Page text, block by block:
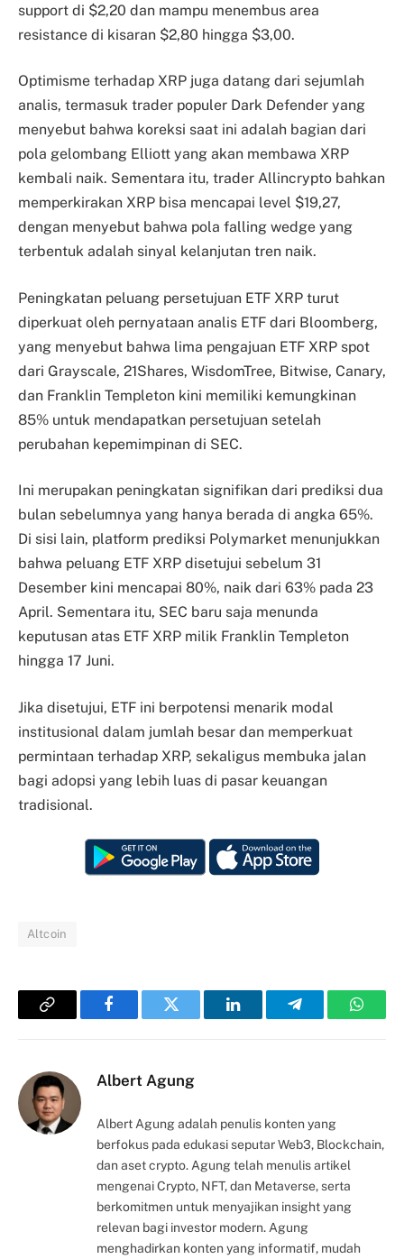
support di $2,20 dan mampu menembus area
resistance di kisaran $2,80 hingga $3,00.
Optimisme terhadap XRP juga datang dari sejumlah
analis, termasuk trader populer Dark Defender yang
menyebut bahwa koreksi saat ini adalah bagian dari
pola gelombang Elliott yang akan membawa XRP
kembali naik. Sementara itu, trader Allincrypto bahkan
memperkirakan XRP bisa mencapai level $19,27,
dengan menyebut bahwa pola falling wedge yang
terbentuk adalah sinyal kelanjutan tren naik.
Peningkatan peluang persetujuan ETF XRP turut
diperkuat oleh pernyataan analis ETF dari Bloomberg,
yang menyebut bahwa lima pengajuan ETF XRP spot
dari Grayscale, 21Shares, WisdomTree, Bitwise, Canary,
dan Franklin Templeton kini memiliki kemungkinan
85% untuk mendapatkan persetujuan setelah
perubahan kepemimpinan di SEC.
Ini merupakan peningkatan signifikan dari prediksi dua
bulan sebelumnya yang hanya berada di angka 65%.
Di sisi lain, platform prediksi Polymarket menunjukkan
bahwa peluang ETF XRP disetujui sebelum 31
Desember kini mencapai 80%, naik dari 63% pada 23
April. Sementara itu, SEC baru saja menunda
keputusan atas ETF XRP milik Franklin Templeton
hingga 17 Juni.
Jika disetujui, ETF ini berpotensi menarik modal
institusional dalam jumlah besar dan memperkuat
permintaan terhadap XRP, sekaligus membuka jalan
bagi adopsi yang lebih luas di pasar keuangan
tradisional.
Altcoin
Copy
FacebookTwitter LinkedInTelegram
Albert Agung
Albert Agung adalah penulis konten yang
berfokus pada edukasi seputar Web3, Blockchain,
dan aset crypto. Agung telah menulis artikel
mengenai Crypto, NFT, dan Metaverse, serta
berkomitmen untuk menyajikan insight yang
relevan bagi investor modern. Agung
menghadirkan konten yang informatif, mudah